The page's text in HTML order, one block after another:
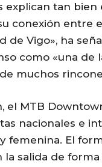
explican tan
conexión entre
de Vigo», ha
como «una de
muchos
el MTB
nacionales e
femenina. El
la salida de